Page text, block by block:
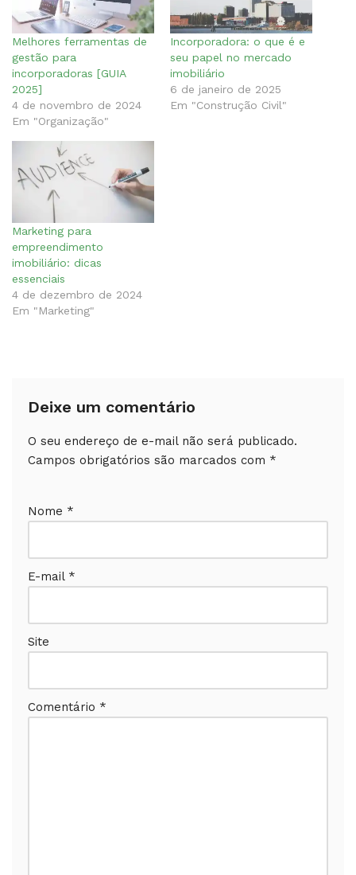
Melhores ferramentas de
gestão para
incorporadoras [GUIA
2025]
4 de novembro de 2024
Em "Organização"
Incorporadora: o que é e
seu papel no mercado
imobiliário
6 de janeiro de 2025
Em "Construção Civil"
Marketing para
empreendimento
imobiliário: dicas
essenciais
4 de dezembro de 2024
Em "Marketing"
Deixe um comentário
O seu endereço de e-mail não será publicado.
Campos obrigatórios são marcados com *
Nome *
E-mail *
Site
Comentário *